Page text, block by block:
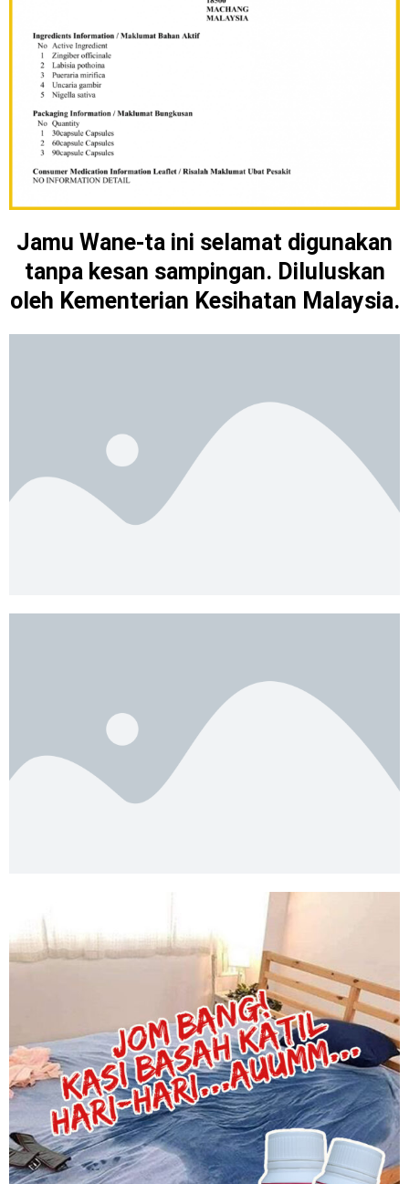
Jamu Wane-ta ini selamat digunakan
tanpa kesan sampingan. Diluluskan
oleh Kementerian Kesihatan Malaysia.